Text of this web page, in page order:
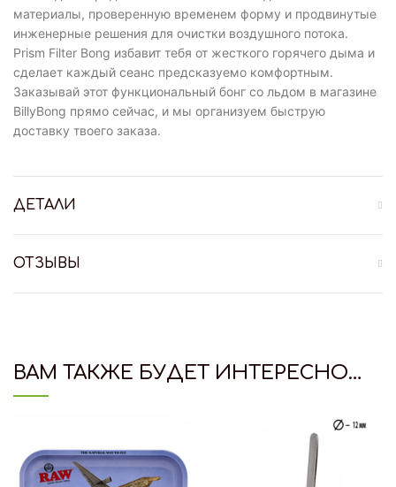
материалы, проверенную временем форму и продвинутые
инженерные решения для очистки воздушного потока.
Prism Filter Bong избавит тебя от жесткого горячего дыма и
сделает каждый сеанс предсказуемо комфортным.
Заказывай этот функциональный бонг со льдом в магазине
BillyBong прямо сейчас, и мы организуем быструю
доставку твоего заказа.
ДЕТАЛИ
ОТЗЫВЫ
ВАМ ТАКЖЕ БУДЕТ ИНТЕРЕСНО…